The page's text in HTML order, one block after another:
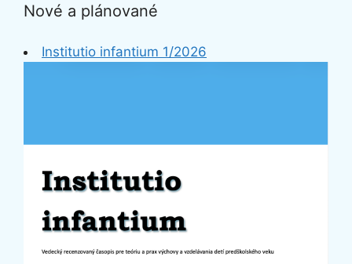
Nové a plánované
Institutio infantium 1/2026